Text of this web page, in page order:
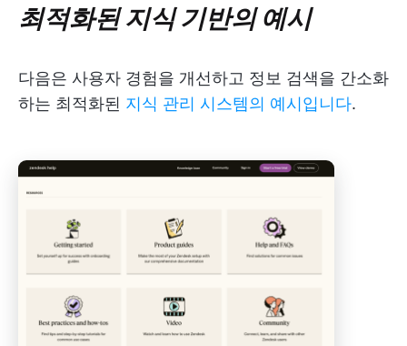
최적화된 지식 기반의 예시
다음은 사용자 경험을 개선하고 정보 검색을 간소화
하는 최적화된 지식 관리 시스템의 예시입니다.